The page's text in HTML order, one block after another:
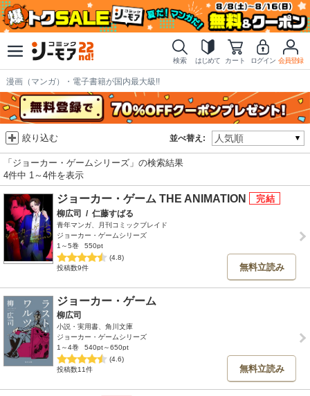
検索 はじめて カート ログイン 会員登録
漫画（マンガ）・電子書籍が国内最大級!!
並べ替え:
絞り込む
「ジョーカー・ゲームシリーズ」の検索結果
4件中 1～4件を表示
ジョーカー・ゲーム THE ANIMATION
柳広司 / 仁藤すばる
青年マンガ、月刊コミックブレイド
ジョーカー・ゲームシリーズ
1～5巻
550pt
(4.8)
投稿数9件
無料立読み
ジョーカー・ゲーム
柳広司
小説・実用書、角川文庫
ジョーカー・ゲームシリーズ
1～4巻
540pt～650pt
(4.6)
投稿数11件
無料立読み